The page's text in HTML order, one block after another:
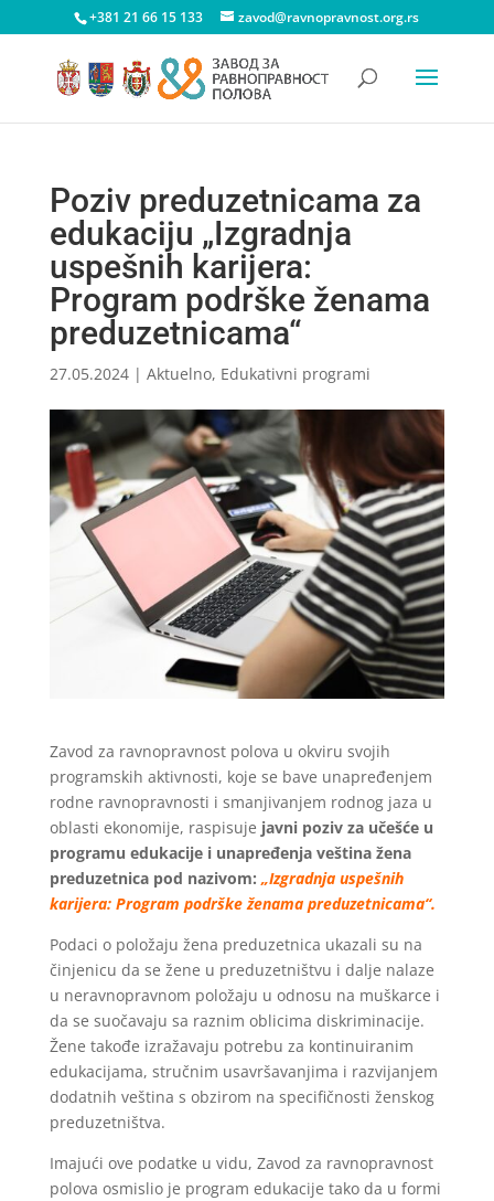
+381 21 66 15 133 zavod@ravnopravnost.org.rs
Poziv preduzetnicama za
edukaciju „Izgradnja
uspešnih karijera:
Program podrške ženama
preduzetnicama“
27.05.2024| Aktuelno, Edukativni programi
Zavod za ravnopravnost polova u okviru svojih
programskih aktivnosti, koje se bave unapređenjem
rodne ravnopravnosti i smanjivanjem rodnog jaza u
oblasti ekonomije, raspisuje javni poziv za učešće u
programu edukacije i unapređenja veština žena
preduzetnica pod nazivom: „Izgradnja uspešnih
karijera: Program podrške ženama preduzetnicama“.
Podaci o položaju žena preduzetnica ukazali su na
činjenicu da se žene u preduzetništvu i dalje nalaze
u neravnopravnom položaju u odnosu na muškarce i
da se suočavaju sa raznim oblicima diskriminacije.
Žene takođe izražavaju potrebu za kontinuiranim
edukacijama, stručnim usavršavanjima i razvijanjem
dodatnih veština s obzirom na specifičnosti ženskog
preduzetništva.
Imajući ove podatke u vidu, Zavod za ravnopravnost
polova osmislio je program edukacije tako da u formi